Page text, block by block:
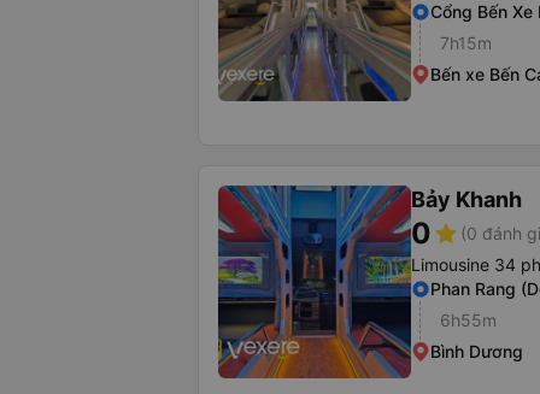
Cổng Bến Xe
7h15m
Bến xe Bến
Bảy Khanh
0star (0 đánh
Limousine 34
Phan Rang
6h55m
Bình Dương